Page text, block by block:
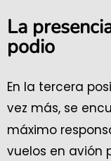
La
podio
En la tercera
vez más, se
máximo
vuelos en avión